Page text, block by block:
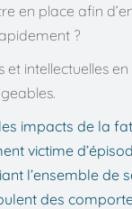
en place afin
?
et intellectuelles
impacts de la
victime
l’ensemble de
des